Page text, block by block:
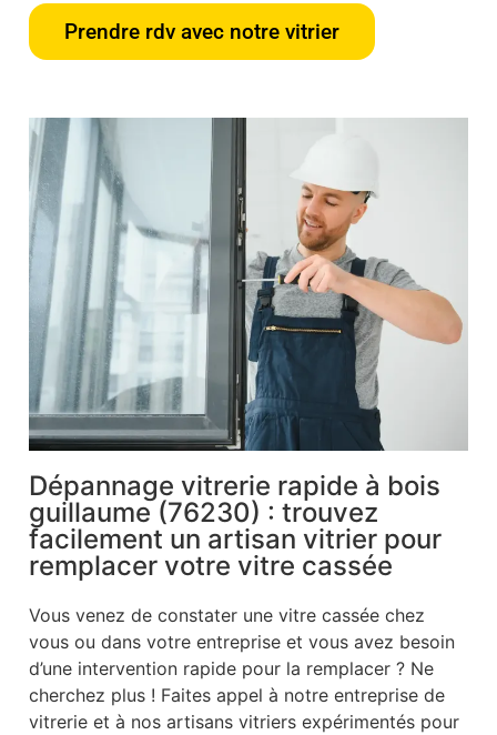
Prendre rdv avec notre vitrier
Dépannage vitrerie rapide à bois
guillaume (76230) : trouvez
facilement un artisan vitrier pour
remplacer votre vitre cassée
Vous venez de constater une vitre cassée chez
vous ou dans votre entreprise et vous avez besoin
d’une intervention rapide pour la remplacer ? Ne
cherchez plus ! Faites appel à notre entreprise de
vitrerie et à nos artisans vitriers expérimentés pour